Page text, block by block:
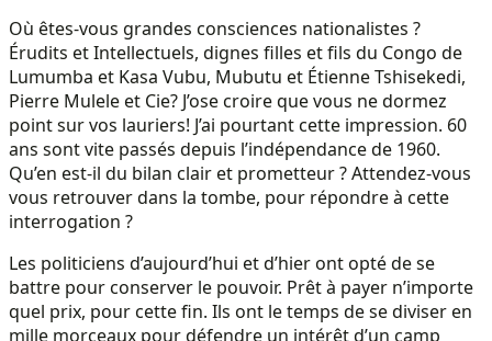
Où êtes-vous grandes consciences nationalistes ?
Érudits et Intellectuels, dignes filles et fils du Congo de
Lumumba et Kasa Vubu, Mubutu et Étienne Tshisekedi,
Pierre Mulele et Cie? J’ose croire que vous ne dormez
point sur vos lauriers! J’ai pourtant cette impression. 60
ans sont vite passés depuis l’indépendance de 1960.
Qu’en est-il du bilan clair et prometteur ? Attendez-vous
vous retrouver dans la tombe, pour répondre à cette
interrogation ?
Les politiciens d’aujourd’hui et d’hier ont opté de se
battre pour conserver le pouvoir. Prêt à payer n’importe
quel prix, pour cette fin. Ils ont le temps de se diviser en
mille morceaux pour défendre un intérêt d’un camp